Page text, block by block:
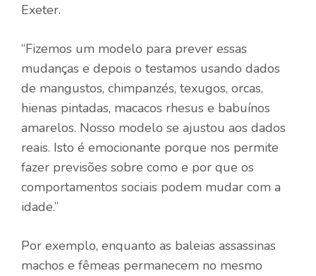
Exeter.
“Fizemos um modelo para prever essas
mudanças e depois o testamos usando dados
de mangustos, chimpanzés, texugos, orcas,
hienas pintadas, macacos rhesus e babuínos
amarelos. Nosso modelo se ajustou aos dados
reais. Isto é emocionante porque nos permite
fazer previsões sobre como e por que os
comportamentos sociais podem mudar com a
idade.”
Por exemplo, enquanto as baleias assassinas
machos e fêmeas permanecem no mesmo